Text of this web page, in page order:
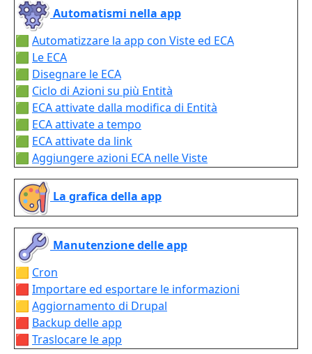
Automatismi nella app
🟩 Automatizzare la app con Viste ed ECA
🟩 Le ECA
🟩 Disegnare le ECA
🟩 Ciclo di Azioni su più Entità
🟩 ECA attivate dalla modifica di Entità
🟩 ECA attivate a tempo
🟩 ECA attivate da link
🟩 Aggiungere azioni ECA nelle Viste
La grafica della app
Manutenzione delle app
🟨 Cron
🟥 Importare ed esportare le informazioni
🟨 Aggiornamento di Drupal
🟥 Backup delle app
🟥 Traslocare le app